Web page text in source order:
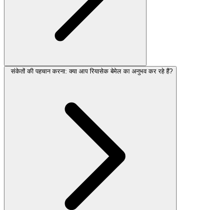
संकेतों की पहचान करना: क्या आप रियासेक बेमेल का अनुभव कर रहे हैं?